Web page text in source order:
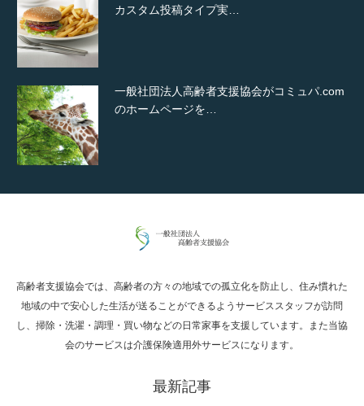
カスタム投稿タイプ実…
一般社団法人高齢者支援協会がコミュパ.com
のホームページを…
通常投稿
Hello world!
究極的に実用性を重視した「フッターバー」
高齢者支援協会では、高齢者の方々の地域での孤立化を防止し、住み慣れた
地域の中で安心した生活が送ることができるようサービススタッフが訪問
し、掃除・洗濯・調理・買い物などの日常家事を支援しています。また当協
会のサービスは介護保険適用外サービスになります。
最新記事